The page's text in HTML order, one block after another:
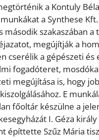
a Kontuly
a Synthese
második szakaszában
megújítják a
cserélik a gépészeti
fogadóteret,
megújítása is, hogy
E
főoltár készülne a
I. Géza
építtette Szűz Mária